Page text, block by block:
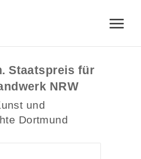
Staatspreis für
NRW
und
Dortmund